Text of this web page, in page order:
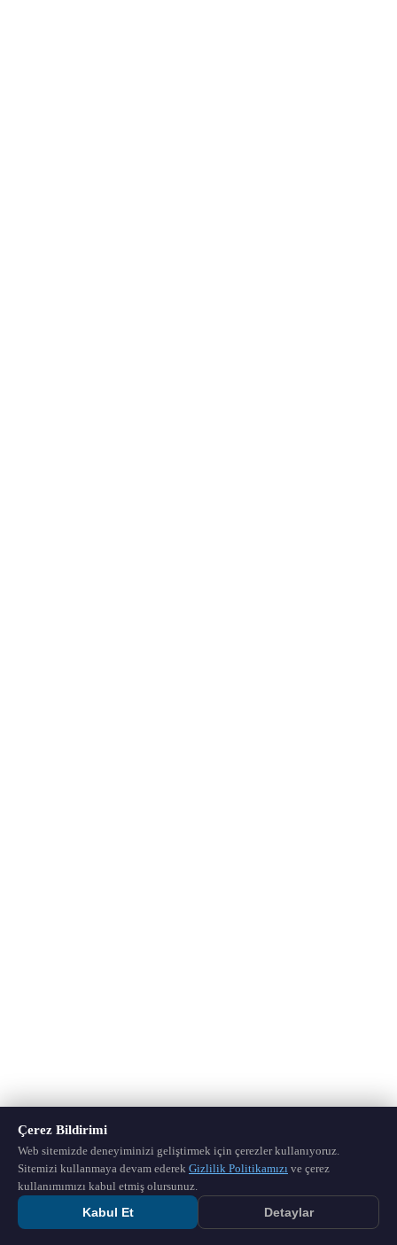
Çerez Bildirimi
Web sitemizde deneyiminizi geliştirmek için çerezler kullanıyoruz.
Sitemizi kullanmaya devam ederek Gizlilik Politikamızı ve çerez
kullanımımızı kabul etmiş olursunuz.
Kabul Et Detaylar